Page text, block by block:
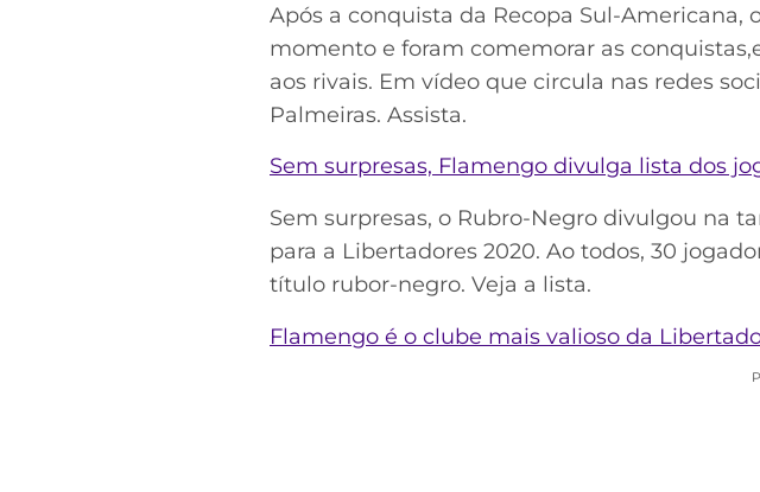
Após a conquista da Recopa Sul-
momento e foram comemorar as
aos rivais. Em vídeo que circula nas redes
Palmeiras. Assista.
Sem surpresas, Flamengo divulga lista dos
Sem surpresas, o Rubro-Negro divulgou na
para a Libertadores 2020. Ao todos, 30
título rubor-negro. Veja a lista.
Flamengo é o clube mais valioso da